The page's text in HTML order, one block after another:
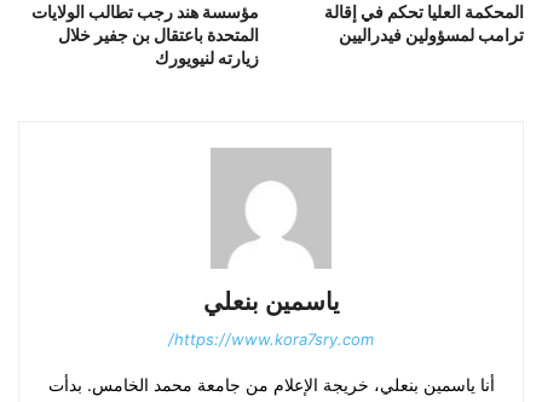
مؤسسة هند رجب تطالب الولايات
المتحدة باعتقال بن جفير خلال
زيارته لنيويورك
المحكمة العليا تحكم في إقالة
ترامب لمسؤولين فيدراليين
ياسمين بنعلي
https://www.kora7sry.com/
أنا ياسمين بنعلي، خريجة الإعلام من جامعة محمد الخامس. بدأت